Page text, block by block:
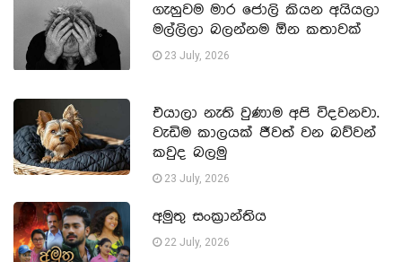
ගැහුවම මාර ජොලි කියන අයියලා
මල්ලිලා බලන්නම ඕන කතාවක්
23 July, 2026
එයාලා නැති වුණාම අපි විදවනවා.
වැඩිම කාලයක් ජීවත් වන බව්වන්
කවුද බලමු
23 July, 2026
අමුතු සංක්‍රාන්තිය
22 July, 2026